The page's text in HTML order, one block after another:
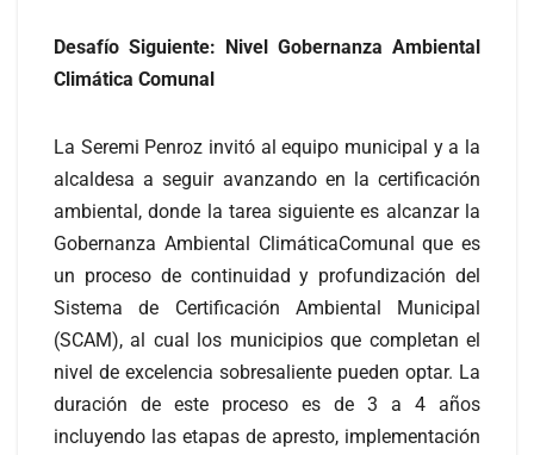
Desafío Siguiente: Nivel Gobernanza Ambiental
Climática Comunal
La Seremi Penroz invitó al equipo municipal y a la
alcaldesa a seguir avanzando en la certificación
ambiental, donde la tarea siguiente es alcanzar la
Gobernanza Ambiental ClimáticaComunal que es
un proceso de continuidad y profundización del
Sistema de Certificación Ambiental Municipal
(SCAM), al cual los municipios que completan el
nivel de excelencia sobresaliente pueden optar. La
duración de este proceso es de 3 a 4 años
incluyendo las etapas de apresto, implementación